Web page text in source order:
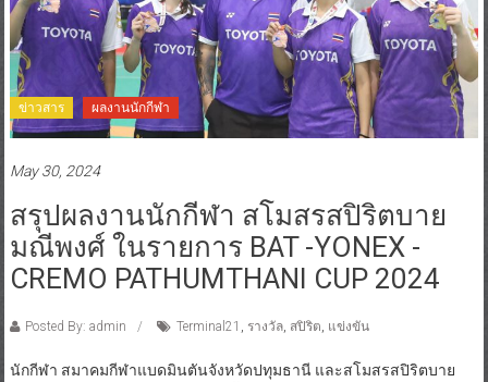
ข่าวสาร ผลงานนักกีฬา
May 30, 2024
สรุปผลงานนักกีฬา สโมสรสปิริตบาย
มณีพงศ์ ในรายการ BAT -YONEX -
CREMO PATHUMTHANI CUP 2024
Posted By: admin Terminal21 , รางวัล, สปิริต, แข่งขัน
นักกีฬา สมาคมกีฬาแบดมินตันจังหวัดปทุมธานี และสโมสรสปิริตบาย